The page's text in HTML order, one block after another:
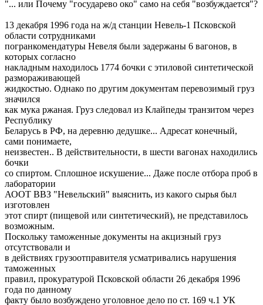
"... или Почему "государево око" само на себя "возбуждается"?
13 декабря 1996 года на ж/д станции Невель-1 Псковской
области сотрудниками
погранкомендатуры Невеля были задержаны 6 вагонов, в
которых согласно
накладным находилось 1774 бочки с этиловой синтетической
размораживающей
жидкостью. Однако по другим документам перевозимый груз
значился
как мука ржаная. Груз следовал из Клайпеды транзитом через
Республику
Беларусь в РФ, на деревню дедушке... Адресат конечный,
сами понимаете,
неизвестен.. В действительности, в шести вагонах находились
бочки
со спиртом. Сплошное искушение... Даже после отбора проб в
лаборатории
АООТ ВВЗ "Невельский" выяснить, из какого сырья был
изготовлен
этот спирт (пищевой или синтетический), не представилось
возможным.
Поскольку таможенные документы на акцизный груз
отсутствовали и
в действиях грузоотправителя усматривались нарушения
таможенных
правил, прокуратурой Псковской области 26 декабря 1996
года по данному
факту было возбуждено уголовное дело по ст. 169 ч.1 УК